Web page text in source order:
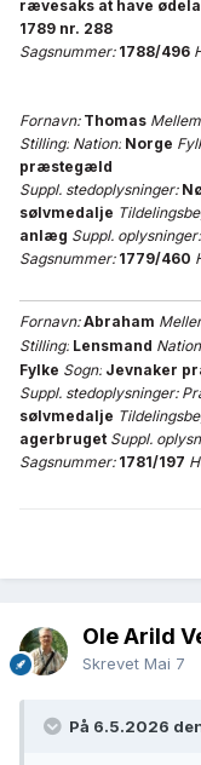
rævesaks at have
1789 nr. 288
Sagsnummer: 1788/496
Fornavn: Thomas
Stilling: Nation: Norge
præstegæld
Suppl. stedoplysninger:
sølvmedalje
anlæg Suppl. oplysninger:
Sagsnummer: 1779/460
Fornavn: Abraham
Stilling: Lensmand
Fylke Sogn: Jevnaker
Suppl. stedoplysninger:
sølvmedalje
agerbruget Suppl.
Sagsnummer: 1781/197
Ole Arild
Skrevet Mai 7
På 6.5.2026